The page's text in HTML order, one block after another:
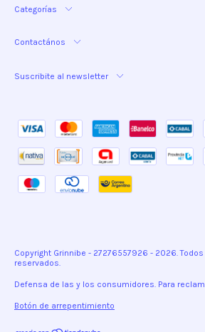
Categorías
Contactános
Suscribite al newsletter
Copyright Grinnibe - 27276557926 - 2026.
reservados.
Defensa de las y los consumidores. Para
Botón de arrepentimiento